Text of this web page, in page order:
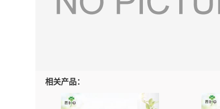
相关产品：